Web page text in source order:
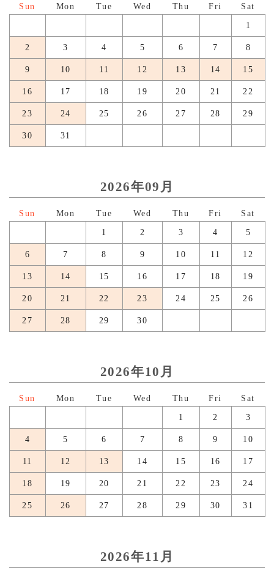
1
2 3 4 5 6 7 8
9 10 11 12 13 14 15
16 17 18 19 20 21 22
23 24 25 26 27 28 29
30 31
2026年09月
1 2 3 4 5
6 7 8 9 10 11 12
13 14 15 16 17 18 19
20 21 22 23 24 25 26
27 28 29 30
2026年10月
1 2 3
4 5 6 7 8 9 10
11 12 13 14 15 16 17
18 19 20 21 22 23 24
25 26 27 28 29 30 31
2026年11月